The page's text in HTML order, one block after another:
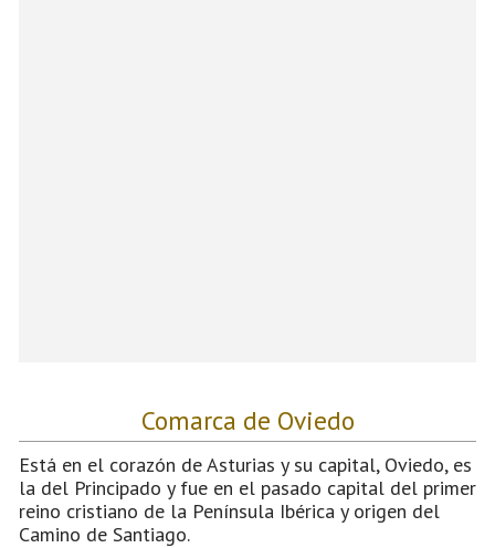
Comarca de Oviedo
Está en el corazón de Asturias y su capital, Oviedo, es
la del Principado y fue en el pasado capital del primer
reino cristiano de la Península Ibérica y origen del
Camino de Santiago.